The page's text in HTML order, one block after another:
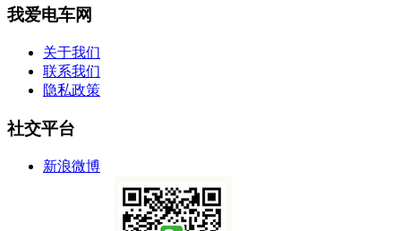
我爱电车网
关于我们
联系我们
隐私政策
社交平台
新浪微博